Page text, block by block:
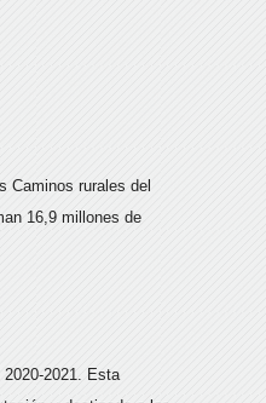
Caminos rurales del
16,9 millones de
2021. Esta